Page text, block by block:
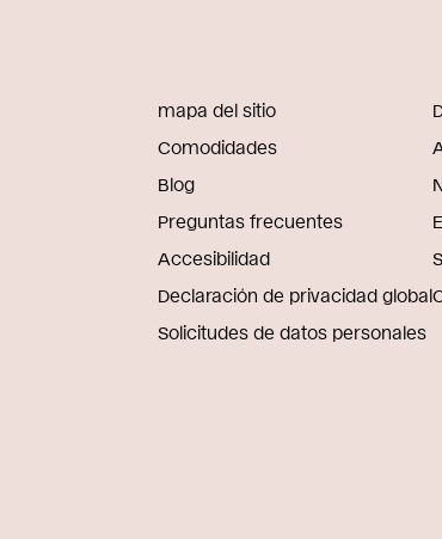
mapa del sitio
Comodidades
Blog
Preguntas frecuentes
Accesibilidad
Declaración de privacidad global
Solicitudes de datos personales